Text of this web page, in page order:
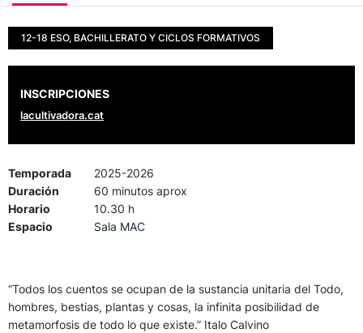
12-18 ESO, BACHILLERATO Y CICLOS FORMATIVOS
INSCRIPCIONES
lacultivadora.cat
Temporada
2025-2026
Duración
60 minutos aprox
Horario
10.30 h
Espacio
Sala MAC
“Todos los cuentos se ocupan de la sustancia unitaria del Todo,
hombres, bestias, plantas y cosas, la infinita posibilidad de
metamorfosis de todo lo que existe.” Italo Calvino